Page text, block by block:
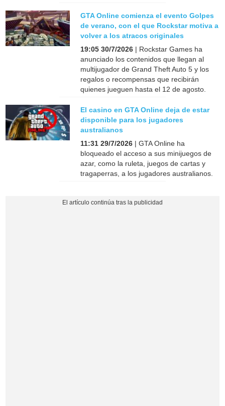
GTA Online comienza el evento Golpes
de verano, con el que Rockstar motiva a
volver a los atracos originales
19:05 30/7/2026 | Rockstar Games ha
anunciado los contenidos que llegan al
multijugador de Grand Theft Auto 5 y los
regalos o recompensas que recibirán
quienes jueguen hasta el 12 de agosto.
El casino en GTA Online deja de estar
disponible para los jugadores
australianos
11:31 29/7/2026 | GTA Online ha
bloqueado el acceso a sus minijuegos de
azar, como la ruleta, juegos de cartas y
tragaperras, a los jugadores australianos.